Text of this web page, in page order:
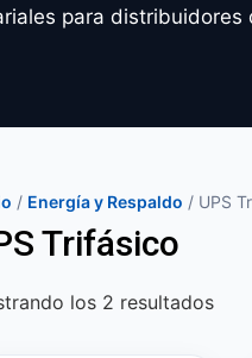
para distribuidores
/ Energía y Respaldo / UPS
Trifásico
los 2 resultados